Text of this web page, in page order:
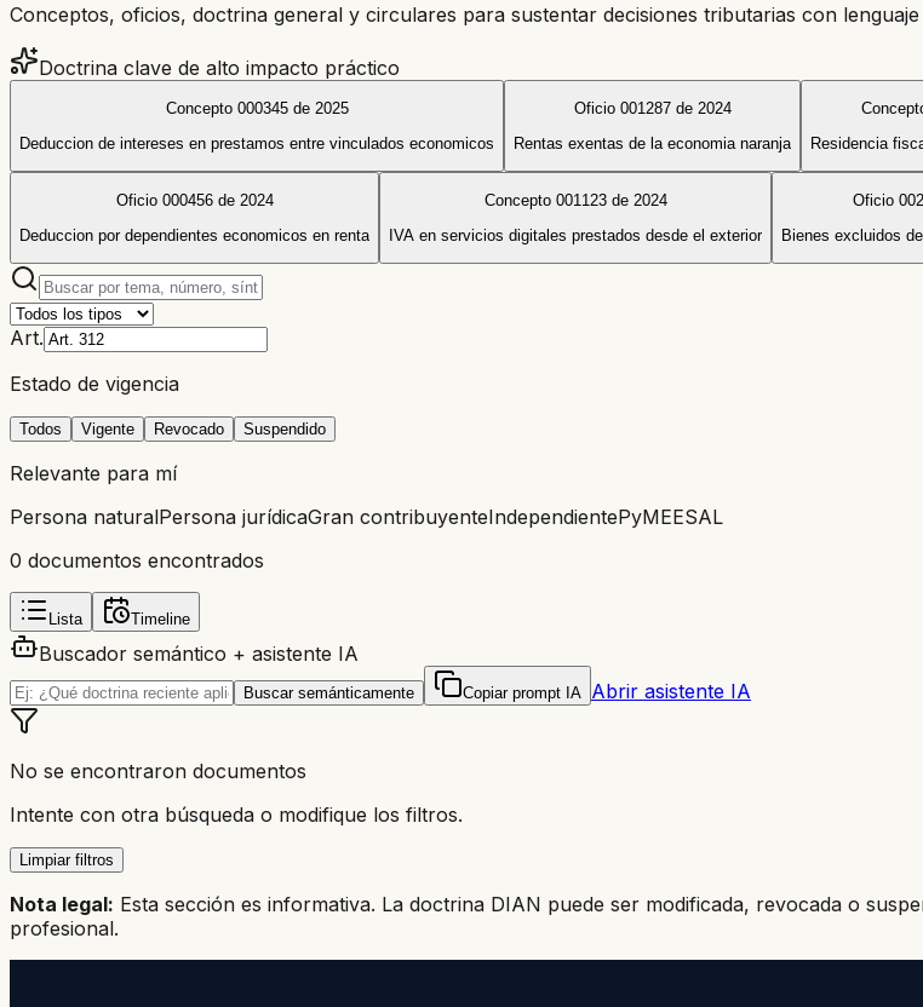
Conceptos, oficios, doctrina general y circulares para sustentar decisiones tributarias con
Doctrina clave de alto impacto práctico
Concepto 000345 de 2025
Deduccion de intereses en prestamos entre vinculados economicos
Oficio 001287 de 2024
Rentas exentas de la economia naranja
Residencia
Oficio 000456 de 2024
Deduccion por dependientes economicos en renta
Concepto 001123 de 2024
IVA en servicios digitales prestados desde el exterior
Oficio
Bienes excluidos
Art.
Estado de vigencia
Todos Vigente Revocado Suspendido
Relevante para mí
Persona naturalPersona jurídicaGran contribuyenteIndependientePyMEESAL
0 documentos encontrados
Lista Timeline
Buscador semántico + asistente IA
Buscar semánticamente Copiar prompt IA Abrir asistente IA
No se encontraron documentos
Intente con otra búsqueda o modifique los filtros.
Limpiar filtros
Nota legal: Esta sección es informativa. La doctrina DIAN puede ser modificada, revocada o
profesional.